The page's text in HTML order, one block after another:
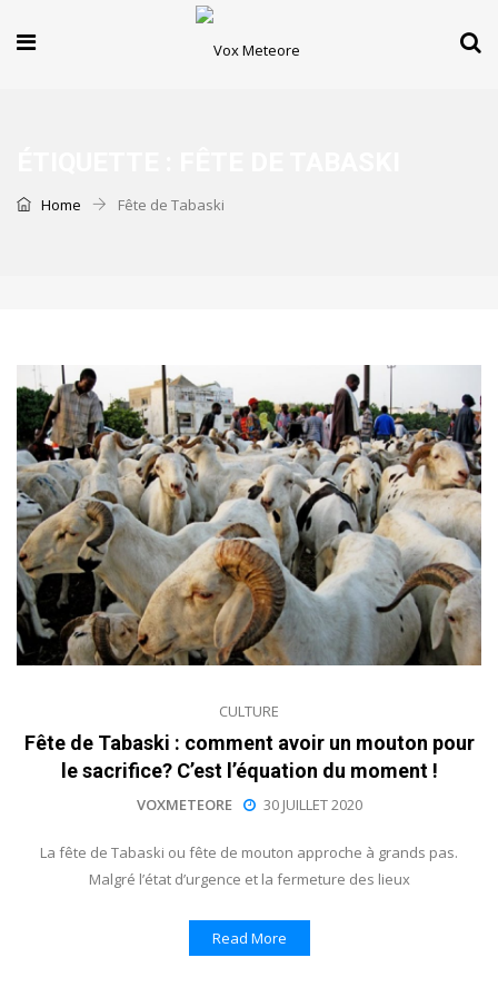
Home Fête de Tabaski
CULTURE
Fête de Tabaski : comment avoir un mouton pour
le sacrifice? C’est l’équation du moment !
VOXMETEORE 30 JUILLET 2020
La fête de Tabaski ou fête de mouton approche à grands pas.
Malgré l’état d’urgence et la fermeture des lieux
Read More